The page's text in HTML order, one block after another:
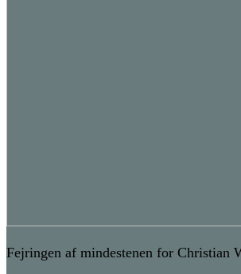
Fejringen af mindestenen for Christian